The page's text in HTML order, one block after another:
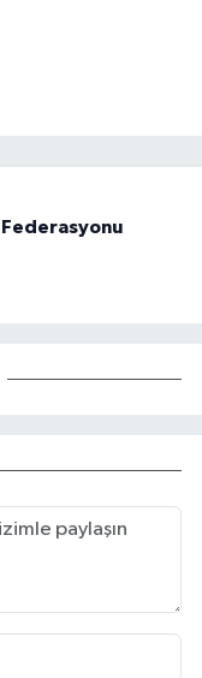
Federasyonu